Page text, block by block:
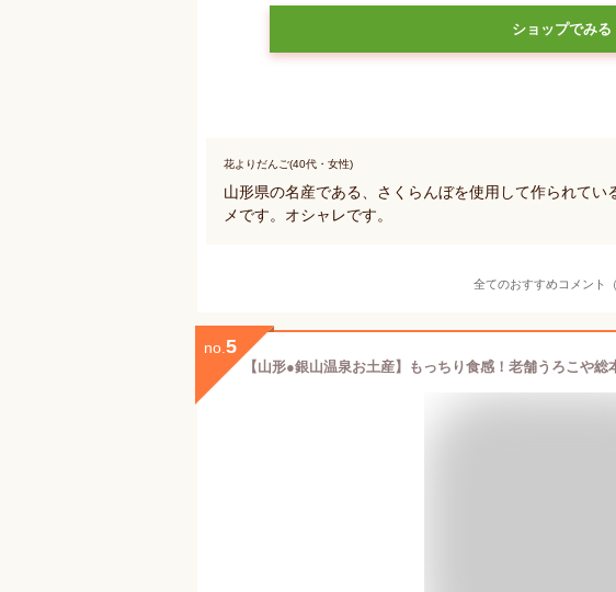
ショップでみる
花よりだんご(40代・女性)
山形県の名産である、さくらんぼを使用して作られて
メです。オシャレです。
全てのおすすめコメント（
no. 5